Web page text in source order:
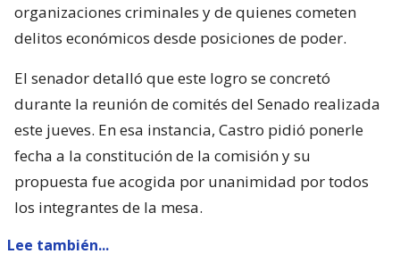
organizaciones criminales y de quienes cometen
delitos económicos desde posiciones de poder.
El senador detalló que este logro se concretó
durante la reunión de comités del Senado realizada
este jueves. En esa instancia, Castro pidió ponerle
fecha a la constitución de la comisión y su
propuesta fue acogida por unanimidad por todos
los integrantes de la mesa.
Lee también...